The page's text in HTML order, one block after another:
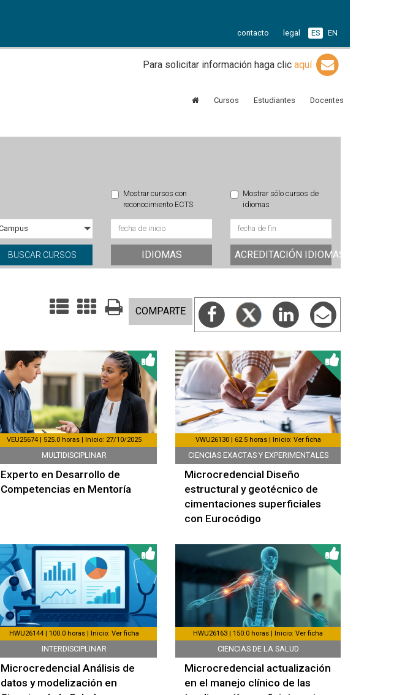
contacto legal ES EN
Para solicitar información haga clicaquí
Cursos Estudiantes Docentes
Mostrar cursos con
reconocimiento ECTS
Mostrar sólo cursos de
idiomas
IDIOMAS ACREDITACIÓN IDIOMAS
COMPARTE
VEU25674 | 525.0 horas | Inicio: 27/10/2025
MULTIDISCIPLINAR
Experto en Desarrollo de
Competencias en Mentoría
VWU26130 | 62.5 horas | Inicio: Ver ficha
CIENCIAS EXACTAS Y EXPERIMENTALES
Microcredencial Diseño
estructural y geotécnico de
cimentaciones superficiales
con Eurocódigo
HWU26144 | 100.0 horas | Inicio: Ver ficha
INTERDISCIPLINAR
Microcredencial Análisis de
datos y modelización en
HWU26163 | 150.0 horas | Inicio: Ver ficha
CIENCIAS DE LA SALUD
Microcredencial actualización
en el manejo clínico de las